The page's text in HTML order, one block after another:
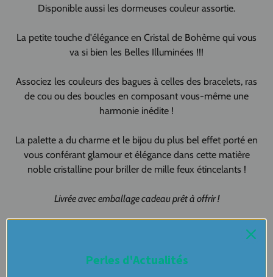
Disponible aussi les dormeuses couleur assortie.
La petite touche d'élégance en Cristal de Bohème qui vous
va si bien les Belles Illuminées !!!
Associez les couleurs des bagues à celles des bracelets, ras
de cou ou des boucles en composant vous-même une
harmonie inédite !
La palette a du charme et le bijou du plus bel effet porté en
vous conférant glamour et élégance dans cette matière
noble cristalline pour briller de mille feux étincelants !
Livrée avec emballage cadeau prêt à offrir !
Perles d'Actualités